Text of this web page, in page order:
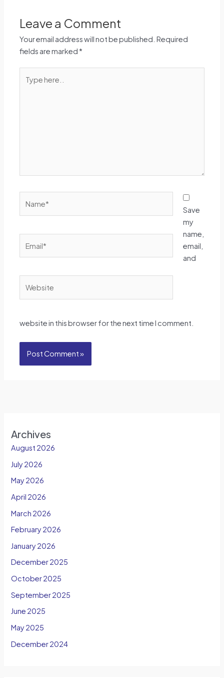
Leave a Comment
Your email address will not be published. Required
fields are marked*
here..
Save
my
name,
email,
and
website in this browser for the next time I comment.
Archives
August 2026
July 2026
May 2026
April 2026
March 2026
February 2026
January 2026
December 2025
October 2025
September 2025
June 2025
May 2025
December 2024